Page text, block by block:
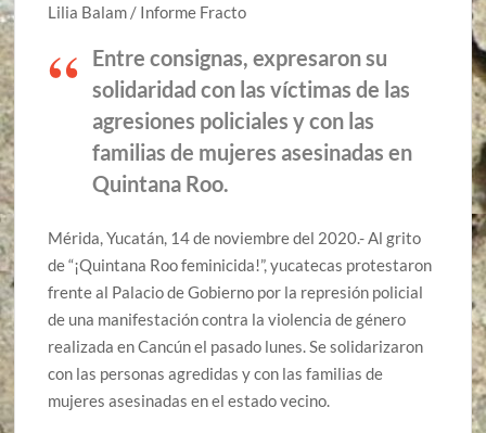
Lilia Balam / Informe Fracto
Entre consignas, expresaron su
solidaridad con las víctimas de las
agresiones policiales y con las
familias de mujeres asesinadas en
Quintana Roo.
Mérida, Yucatán, 14 de noviembre del 2020.- Al grito
de “¡Quintana Roo feminicida!”, yucatecas protestaron
frente al Palacio de Gobierno por la represión policial
de una manifestación contra la violencia de género
realizada en Cancún el pasado lunes. Se solidarizaron
con las personas agredidas y con las familias de
mujeres asesinadas en el estado vecino.